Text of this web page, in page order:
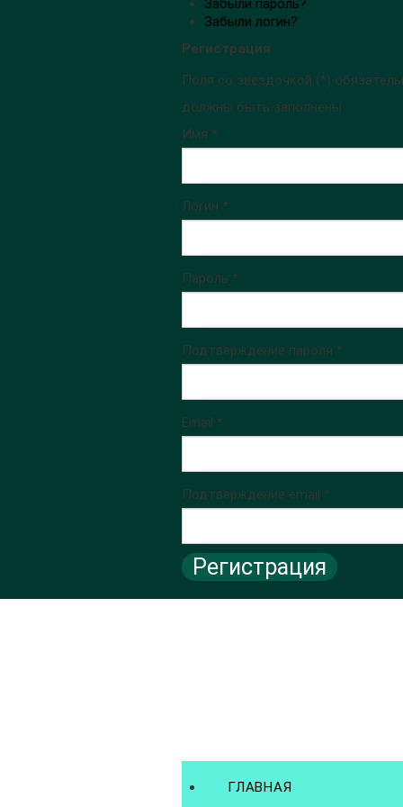
Забыли логин?
Регистрация
Поля со звёздочкой (*)
должны быть заполнены.
Имя *
Логин *
Пароль *
Подтверждение пароля *
Email *
Подтверждение email *
Регистрация
ГЛАВНАЯ